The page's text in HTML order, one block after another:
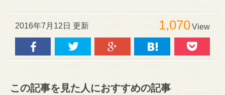
2016年7月12日 更新 1,070View
この記事を見た人におすすめの記事